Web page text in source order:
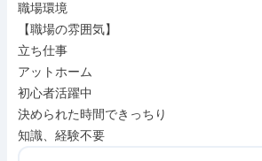
職場環境
【職場の雰囲気】
立ち仕事
アットホーム
初心者活躍中
決められた時間できっちり
知識、経験不要